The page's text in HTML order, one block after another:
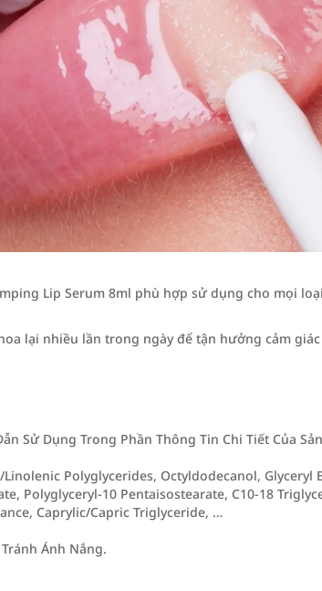
Lip Serum 8ml phù hợp sử dụng cho mọi
lại nhiều lần trong ngày để tận hưởng cảm
Sử Dụng Trong Phần Thông Tin Chi Tiết Của
Polyglycerides, Octyldodecanol, Glyceryl
Polyglyceryl-10 Pentaisostearate, C10-18
Caprylic/Capric Triglyceride, …
Ánh Nắng.